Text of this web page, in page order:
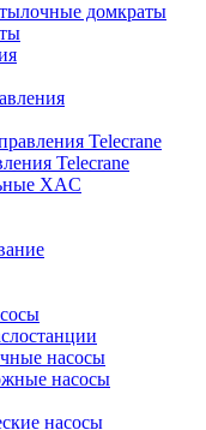
домкраты
Telecrane
Telecrane
XAC
насосы
насосы
насосы